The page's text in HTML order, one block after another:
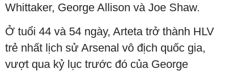
Whittaker, George Allison và Joe Shaw.
Ở tuổi 44 và 54 ngày, Arteta trở thành HLV
trẻ nhất lịch sử Arsenal vô địch quốc gia,
vượt qua kỷ lục trước đó của George